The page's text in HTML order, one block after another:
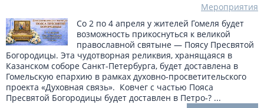
Мероприятия
Со 2 по 4 апреля у жителей Гомеля будет
возможность прикоснуться к великой
православной святыне — Поясу Пресвятой
Богородицы. Эта чудотворная реликвия, хранящаяся в
Казанском соборе Санкт-Петербурга, будет доставлена в
Гомельскую епархию в рамках духовно-просветительского
проекта «Духовная связь». Ковчег с частью Пояса
Пресвятой Богородицы будет доставлен в Петро-? ...